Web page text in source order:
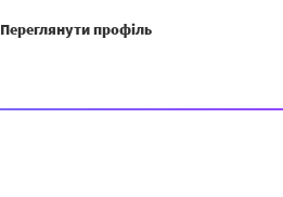
Переглянути профіль